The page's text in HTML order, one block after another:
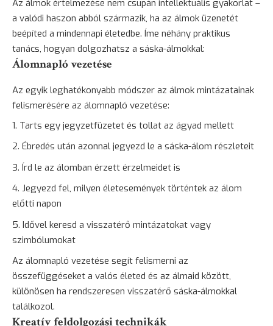
Az álmok értelmezése nem csupán intellektuális gyakorlat –
a valódi haszon abból származik, ha az álmok üzenetét
beépíted a mindennapi életedbe. Íme néhány praktikus
tanács, hogyan dolgozhatsz a sáska-álmokkal:
Álomnapló vezetése
Az egyik leghatékonyabb módszer az álmok mintázatainak
felismerésére az álomnapló vezetése:
Tarts egy jegyzetfüzetet és tollat az ágyad mellett
Ébredés után azonnal jegyezd le a sáska-álom részleteit
Írd le az álomban érzett érzelmeidet is
Jegyezd fel, milyen életesemények történtek az álom
előtti napon
Idővel keresd a visszatérő mintázatokat vagy
szimbólumokat
Az álomnapló vezetése segít felismerni az
összefüggéseket a valós életed és az álmaid között,
különösen ha rendszeresen visszatérő sáska-álmokkal
találkozol.
Kreatív feldolgozási technikák